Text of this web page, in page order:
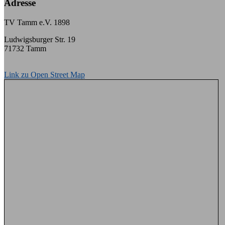
Adresse
TV Tamm e.V. 1898
Ludwigsburger Str. 19
71732 Tamm
Link zu Open Street Map